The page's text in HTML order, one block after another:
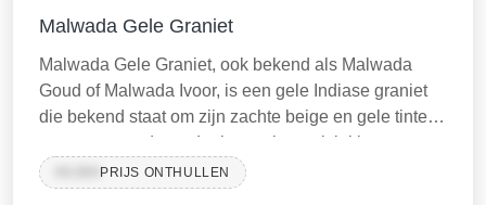
Malwada Gele Graniet
Malwada Gele Graniet, ook bekend als Malwada
Goud of Malwada Ivoor, is een gele Indiase graniet
die bekend staat om zijn zachte beige en gele tinten,
geaccentueerd met donkere mineraalvlekken.
Gekapt in India, is het een niet-harsbehandelde
graniet die geschikt is voor zowel binnen- als
PRIJS ONTHULLEN